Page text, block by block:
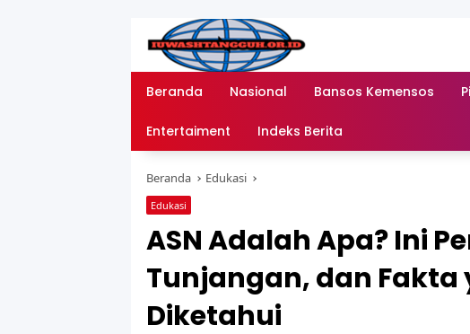
Beranda Nasional Bansos Kemensos
Entertaiment Indeks Berita
Beranda Edukasi
Edukasi
ASN Adalah Apa? Ini
Tunjangan, dan
Diketahui